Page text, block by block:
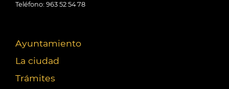
Teléfono: 963 52 54 78
Ayuntamiento
La ciudad
Trámites